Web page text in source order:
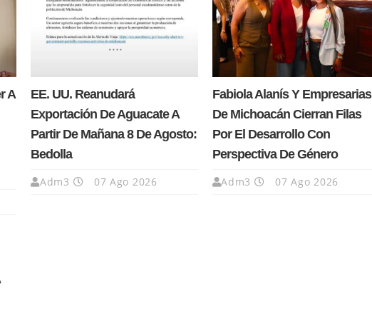
A
EE. UU. Reanudará
Exportación De Aguacate A
Partir De Mañana 8 De Agosto:
Bedolla
Adm3 07 Ago 2026
Fabiola Alanís Y Empresarias
De Michoacán Cierran Filas
Por El Desarrollo Con
Perspectiva De Género
Adm3 07 Ago 2026